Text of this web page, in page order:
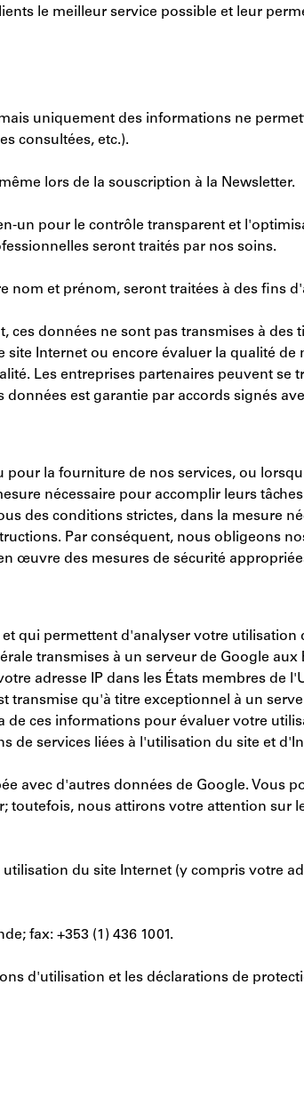
le meilleur service possible et leur
uniquement des informations ne
consultées, etc.).
lors de la souscription à la Newsletter.
un pour le contrôle transparent et
seront traités par nos soins.
nom et prénom, seront traitées à des fins
données ne sont pas transmises à des
Internet ou encore évaluer la qualité de
Les entreprises partenaires peuvent se
est garantie par accords signés
la fourniture de nos services, ou
nécessaire pour accomplir leurs
des conditions strictes, dans la mesure
Par conséquent, nous obligeons
œuvre des mesures de sécurité
qui permettent d'analyser votre utilisation
transmises à un serveur de Google aux
adresse IP dans les États membres de
qu'à titre exceptionnel à un
de ces informations pour évaluer votre
de services liées à l'utilisation du site et
avec d'autres données de Google. Vous
nous attirons votre attention sur
du site Internet (y compris votre
fax: +353 (1) 436 1001.
d'utilisation et les déclarations de